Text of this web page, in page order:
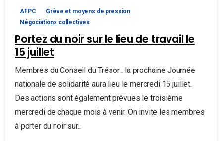
AFPC
Grève et moyens de pression
Négociations collectives
Portez du noir sur le lieu de travail le
15 juillet
Membres du Conseil du Trésor : la prochaine Journée
nationale de solidarité aura lieu le mercredi 15 juillet.
Des actions sont également prévues le troisième
mercredi de chaque mois à venir. On invite les membres
à porter du noir sur...